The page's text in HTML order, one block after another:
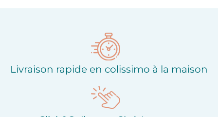
Livraison rapide en colissimo à la maison